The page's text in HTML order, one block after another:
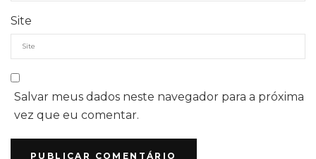
Site
Salvar meus dados neste navegador para a próxima
vez que eu comentar.